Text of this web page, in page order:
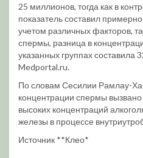
25 миллионов, тогда как в
показатель составил
учетом различных факторов,
спермы, разница в
указанных группах составила
Medportal.ru.
По словам Сесилии Рамлау-
концентрации спермы
высоких концентраций
железы в процессе
Источник **Клео*